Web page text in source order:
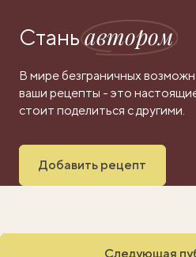
Станьавтором
В мире безграничных
ваши рецепты - это
стоит поделиться с другими.
Добавить рецепт
Следующая